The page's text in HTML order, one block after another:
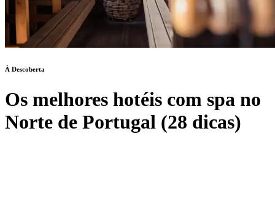
À Descoberta
Os melhores hotéis com spa no
Norte de Portugal (28 dicas)